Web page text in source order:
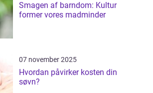
Smagen af barndom: Kultur
former vores madminder
07 november 2025
Hvordan påvirker kosten din
søvn?